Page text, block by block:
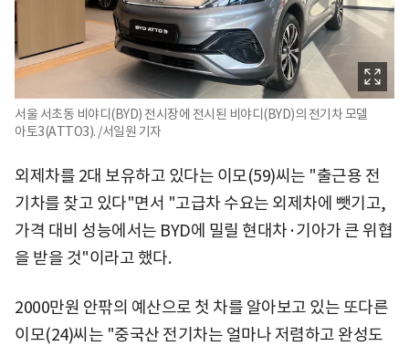
서울 서초동 비야디(BYD) 전시장에 전시된 비야디(BYD)의 전기차 모델
아토3(ATTO3). /서일원 기자
외제차를 2대 보유하고 있다는 이모(59)씨는 "출근용 전
기차를 찾고 있다"면서 "고급차 수요는 외제차에 뺏기고,
가격 대비 성능에서는 BYD에 밀릴 현대차·기아가 큰 위협
을 받을 것"이라고 했다.
2000만원 안팎의 예산으로 첫 차를 알아보고 있는 또다른
이모(24)씨는 "중국산 전기차는 얼마나 저렴하고 완성도